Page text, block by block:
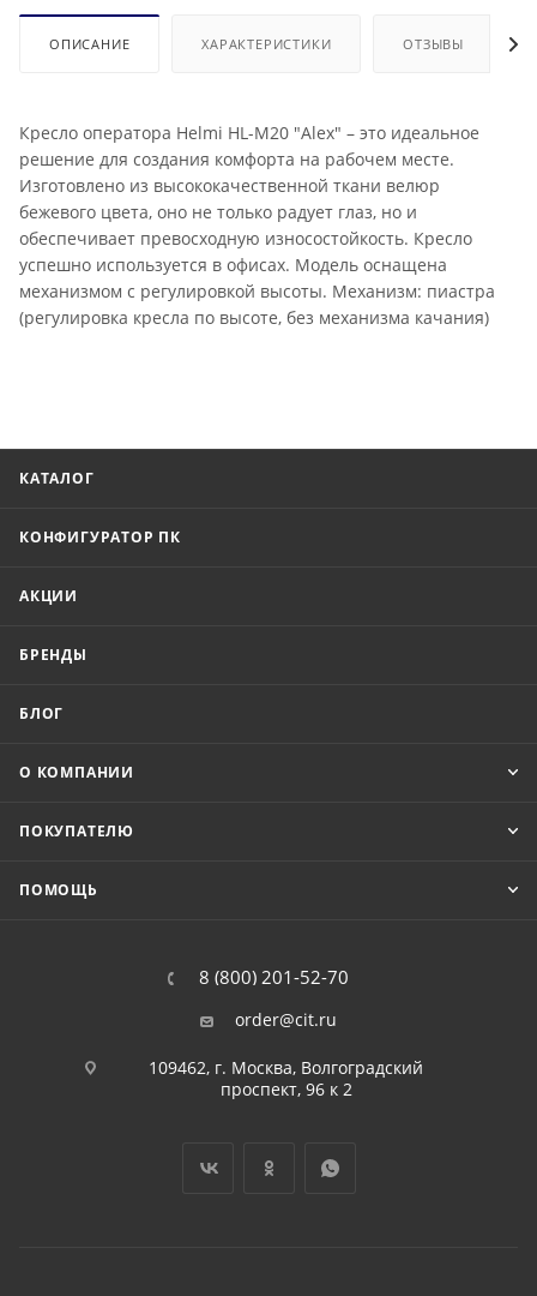
ОПИСАНИЕ ХАРАКТЕРИСТИКИ ОТЗЫВЫ
Кресло оператора Helmi HL-M20 "Alex" – это идеальное
решение для создания комфорта на рабочем месте.
Изготовлено из высококачественной ткани велюр
бежевого цвета, оно не только радует глаз, но и
обеспечивает превосходную износостойкость. Кресло
успешно используется в офисах. Модель оснащена
механизмом с регулировкой высоты. Механизм: пиастра
(регулировка кресла по высоте, без механизма качания)
КАТАЛОГ
КОНФИГУРАТОР ПК
АКЦИИ
БРЕНДЫ
БЛОГ
О КОМПАНИИ
ПОКУПАТЕЛЮ
ПОМОЩЬ
8 (800) 201-52-70
order@cit.ru
109462, г. Москва, Волгоградский
проспект, 96 к 2